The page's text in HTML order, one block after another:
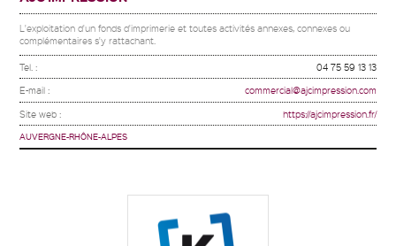
L'exploitation d'un fonds d'imprimerie et toutes activités annexes, connexes ou
complémentaires s'y rattachant.
Tel. : 04 75 59 13 13
E-mail : commercial@ajcimpression.com
Site web : https://ajcimpression.fr/
AUVERGNE-RHÔNE-ALPES